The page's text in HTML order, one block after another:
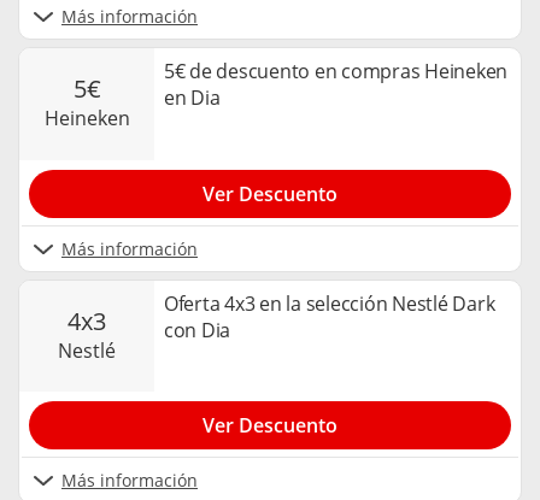
Más información
5€
heineken
5€ de descuento en compras Heineken
en Dia
Más información
Ver Descuento
4x3
nestlé
Oferta 4x3 en la selección Nestlé Dark
con Dia
Más información
Ver Descuento